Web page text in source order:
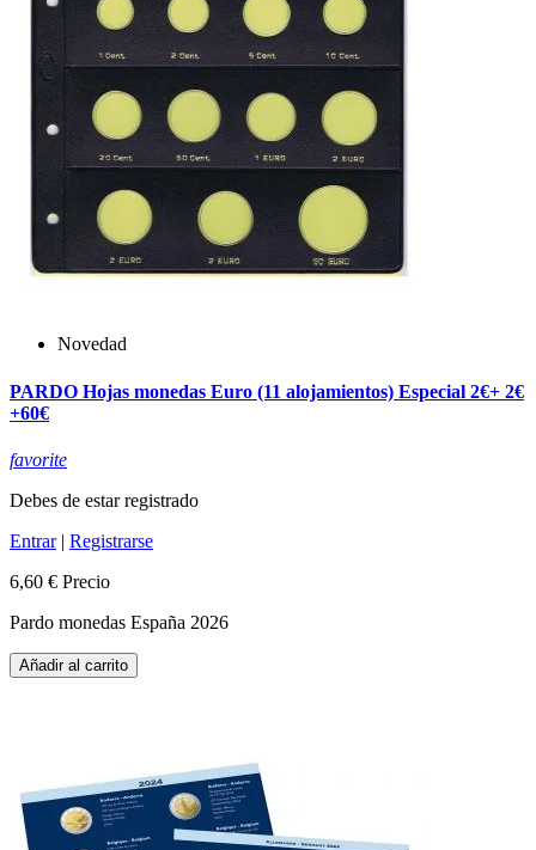
Novedad
PARDO Hojas monedas Euro (11 alojamientos) Especial 2€+ 2€
+60€
favorite
Debes de estar registrado
Entrar| Registrarse
6,60 € Precio
Pardo monedas España 2026
Añadir al carrito